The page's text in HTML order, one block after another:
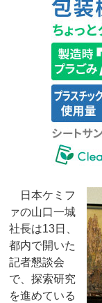
日本ケミフ
ァの山口一城
社長は13日、
都内で開いた
記者懇談会
で、探索研究
を進めている